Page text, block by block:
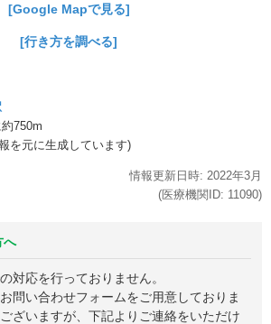
[Google Mapで見る]
[行き方を調べる]
750m
を元に生成しています)
情報更新日時: 2022年3月
(医療機関ID: 11090)
へ
対応を行っておりません。
問い合わせフォームをご用意しておりま
ざいますが、下記よりご連絡をいただけ